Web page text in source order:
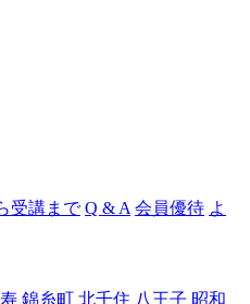
受講まで Q & A 会員優待 よ
錦糸町 北千住 八王子 昭和